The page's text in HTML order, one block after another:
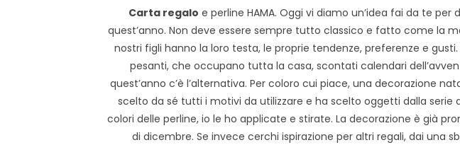
Carta regalo e perline HAMA. Oggi vi diamo un’idea fai da te per
quest’anno. Non deve essere sempre tutto classico e fatto come la
nostri figli hanno la loro testa, le proprie tendenze, preferenze e
pesanti, che occupano tutta la casa, scontati calendari
quest’anno c’è l’alternativa. Per coloro cui piace, una decorazione
scelto da sé tutti i motivi da utilizzare e ha scelto oggetti dalla serie
colori delle perline, io le ho applicate e stirate. La decorazione è già
di dicembre. Se invece cerchi ispirazione per altri regali, dai una